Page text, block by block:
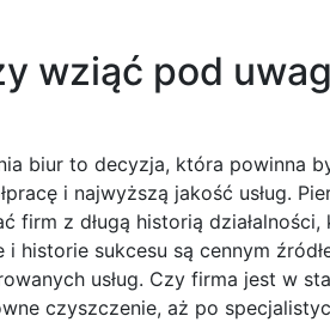
wziąć pod
biur to decyzja, która powinna
i najwyższą jakość usług.
firm z długą historią
historie sukcesu są cennym
usług. Czy firma jest w
czyszczenie, aż po